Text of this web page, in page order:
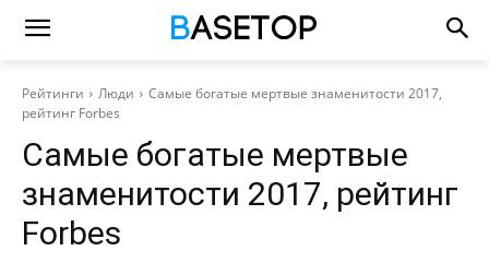
Рейтинги Люди
Самые богатые мертвые знаменитости 2017,
рейтинг Forbes
Самые богатые мертвые
знаменитости 2017, рейтинг
Forbes